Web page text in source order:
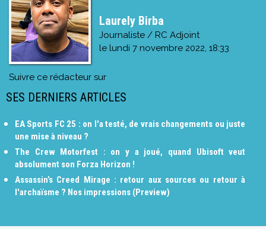
Laurely Birba
Journaliste / RC Adjoint
le lundi 7 novembre 2022, 18:33
Suivre ce rédacteur sur
SES DERNIERS ARTICLES
EA Sports FC 25 : on l'a testé, de vrais changements ou juste
une mise à niveau ?
The Crew Motorfest : on y a joué, quand Ubisoft veut
absolument son Forza Horizon !
Assassin’s Creed Mirage : retour aux sources ou retour à
l'archaïsme ? Nos impressions (Preview)